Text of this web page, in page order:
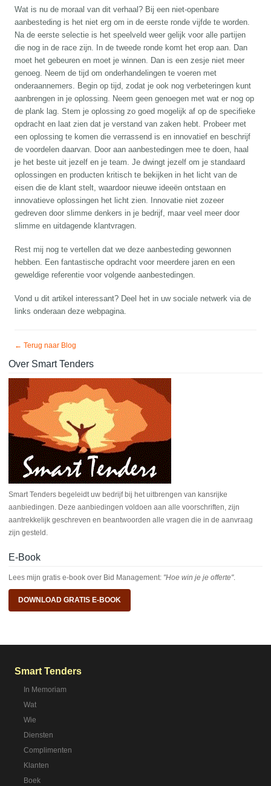
Wat is nu de moraal van dit verhaal? Bij een niet-openbare
aanbesteding is het niet erg om in de eerste ronde vijfde te worden.
Na de eerste selectie is het speelveld weer gelijk voor alle partijen
die nog in de race zijn. In de tweede ronde komt het erop aan. Dan
moet het gebeuren en moet je winnen. Dan is een zesje niet meer
genoeg. Neem de tijd om onderhandelingen te voeren met
onderaannemers. Begin op tijd, zodat je ook nog verbeteringen kunt
aanbrengen in je oplossing. Neem geen genoegen met wat er nog op
de plank lag. Stem je oplossing zo goed mogelijk af op de specifieke
opdracht en laat zien dat je verstand van zaken hebt. Probeer met
een oplossing te komen die verrassend is en innovatief en beschrijf
de voordelen daarvan. Door aan aanbestedingen mee te doen, haal
je het beste uit jezelf en je team. Je dwingt jezelf om je standaard
oplossingen en producten kritisch te bekijken in het licht van de
eisen die de klant stelt, waardoor nieuwe ideeën ontstaan en
innovatieve oplossingen het licht zien. Innovatie niet zozeer
gedreven door slimme denkers in je bedrijf, maar veel meer door
slimme en uitdagende klantvragen.
Rest mij nog te vertellen dat we deze aanbesteding gewonnen
hebben. Een fantastische opdracht voor meerdere jaren en een
geweldige referentie voor volgende aanbestedingen.
Vond u dit artikel interessant? Deel het in uw sociale netwerk via de
links onderaan deze webpagina.
← Terug naar Blog
Over Smart Tenders
Smart Tenders begeleidt uw bedrijf bij het uitbrengen van kansrijke
aanbiedingen. Deze aanbiedingen voldoen aan alle voorschriften, zijn
aantrekkelijk geschreven en beantwoorden alle vragen die in de aanvraag
zijn gesteld.
E-Book
Lees mijn gratis e-book over Bid Management: "Hoe win je je offerte".
DOWNLOAD GRATIS E-BOOK
Smart Tenders
In Memoriam
Wat
Wie
Diensten
Complimenten
Klanten
Boek